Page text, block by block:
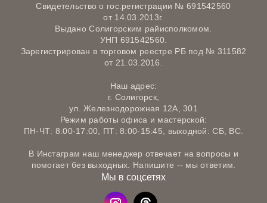
Свидетельство о гос.регистрации № 691542560
от 14.03.2013г.
Выдано Солигорским райисполкомом.
УНП 691542560.
Зарегистрирован в торговом реестре РБ под № 311582
от 21.03.2016.
Наш адрес:
г. Солигорск,
ул. Железнодорожная 12А, 301
Режим работы офиса и мастерской:
ПН-ЧТ: 8:00-17:00, ПТ: 8:00-15:45, выходной: СБ, ВС.
В Инстаграм наш менеджер отвечает на вопросы и
помогает без выходных. Напишите -- мы ответим.
Мы в соцсетях